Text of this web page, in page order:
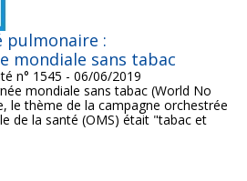
pulmonaire :
mondiale sans tabac
n° 1545 - 06/06/2019
mondiale sans tabac (World No
le thème de la campagne orchestrée
de la santé (OMS) était "tabac et